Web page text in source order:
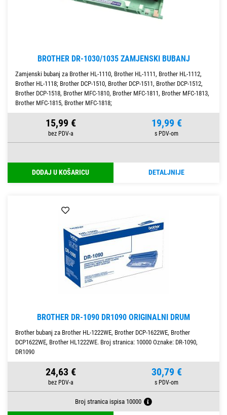
BROTHER DR-1030/1035 ZAMJENSKI BUBANJ
Zamjenski bubanj za Brother HL-1110, Brother HL-1111, Brother HL-1112,
Brother HL-1118; Brother DCP-1510, Brother DCP-1511, Brother DCP-1512,
Brother DCP-1518, Brother MFC-1810, Brother MFC-1811, Brother MFC-1813,
Brother MFC-1815, Brother MFC-1818;
15,99 € 19,99 €
DODAJ U KOŠARICU DETALJNIJE
BROTHER DR-1090 DR1090 ORIGINALNI DRUM
Brother bubanj za Brother HL-1222WE, Brother DCP-1622WE, Brother
DCP1622WE, Brother HL1222WE. Broj stranica: 10000 Oznake: DR-1090,
DR1090
24,63 € 30,79 €
Broj stranica ispisa 10000